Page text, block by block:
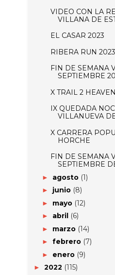
VIDEO CON LA
VILLANA DE
EL CASAR 2023
RIBERA RUN 2023
FIN DE SEMANA
SEPTIEMBRE
X TRAIL 2
IX QUEDADA
VILLANUEVA
X CARRERA
HORCHE
FIN DE SEMANA
SEPTIEMBRE
► agosto (1)
► junio (8)
► mayo (12)
► abril (6)
► marzo (14)
► febrero (7)
► enero (9)
► 2022 (115)